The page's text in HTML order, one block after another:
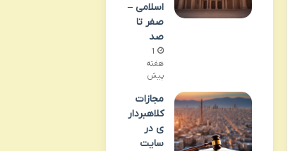
اسلامی –
صفر تا
صد
1
هفته
پیش
مجازات
کلاهبردار
ی در
سایت